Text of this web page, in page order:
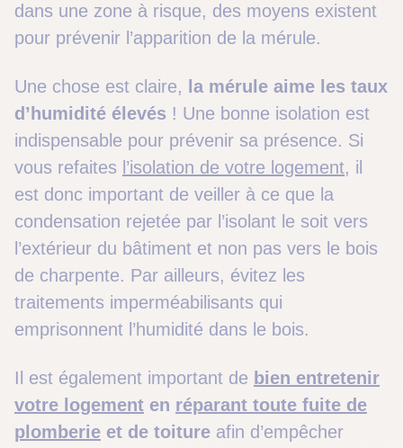
dans une zone à risque, des moyens existent
pour prévenir l’apparition de la mérule.
Une chose est claire,
la mérule aime les taux
d’humidité élevés ! Une bonne isolation est
indispensable pour prévenir sa présence. Si
vous refaites l’isolation de votre logement, il
est donc important de veiller à ce que la
condensation rejetée par l’isolant le soit vers
l’extérieur du bâtiment et non pas vers le bois
de charpente. Par ailleurs, évitez les
traitements imperméabilisants qui
emprisonnent l’humidité dans le bois.
Il est également important de bien entretenir
votre logement en réparant toute fuite de
plomberie et de toiture afin d’empêcher